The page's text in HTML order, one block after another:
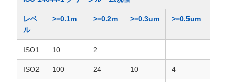
レベ
ル
>=0.1m >=0.2m >=0.3um >=0.5um
ISO1 10 2
ISO2 100 24 10 4